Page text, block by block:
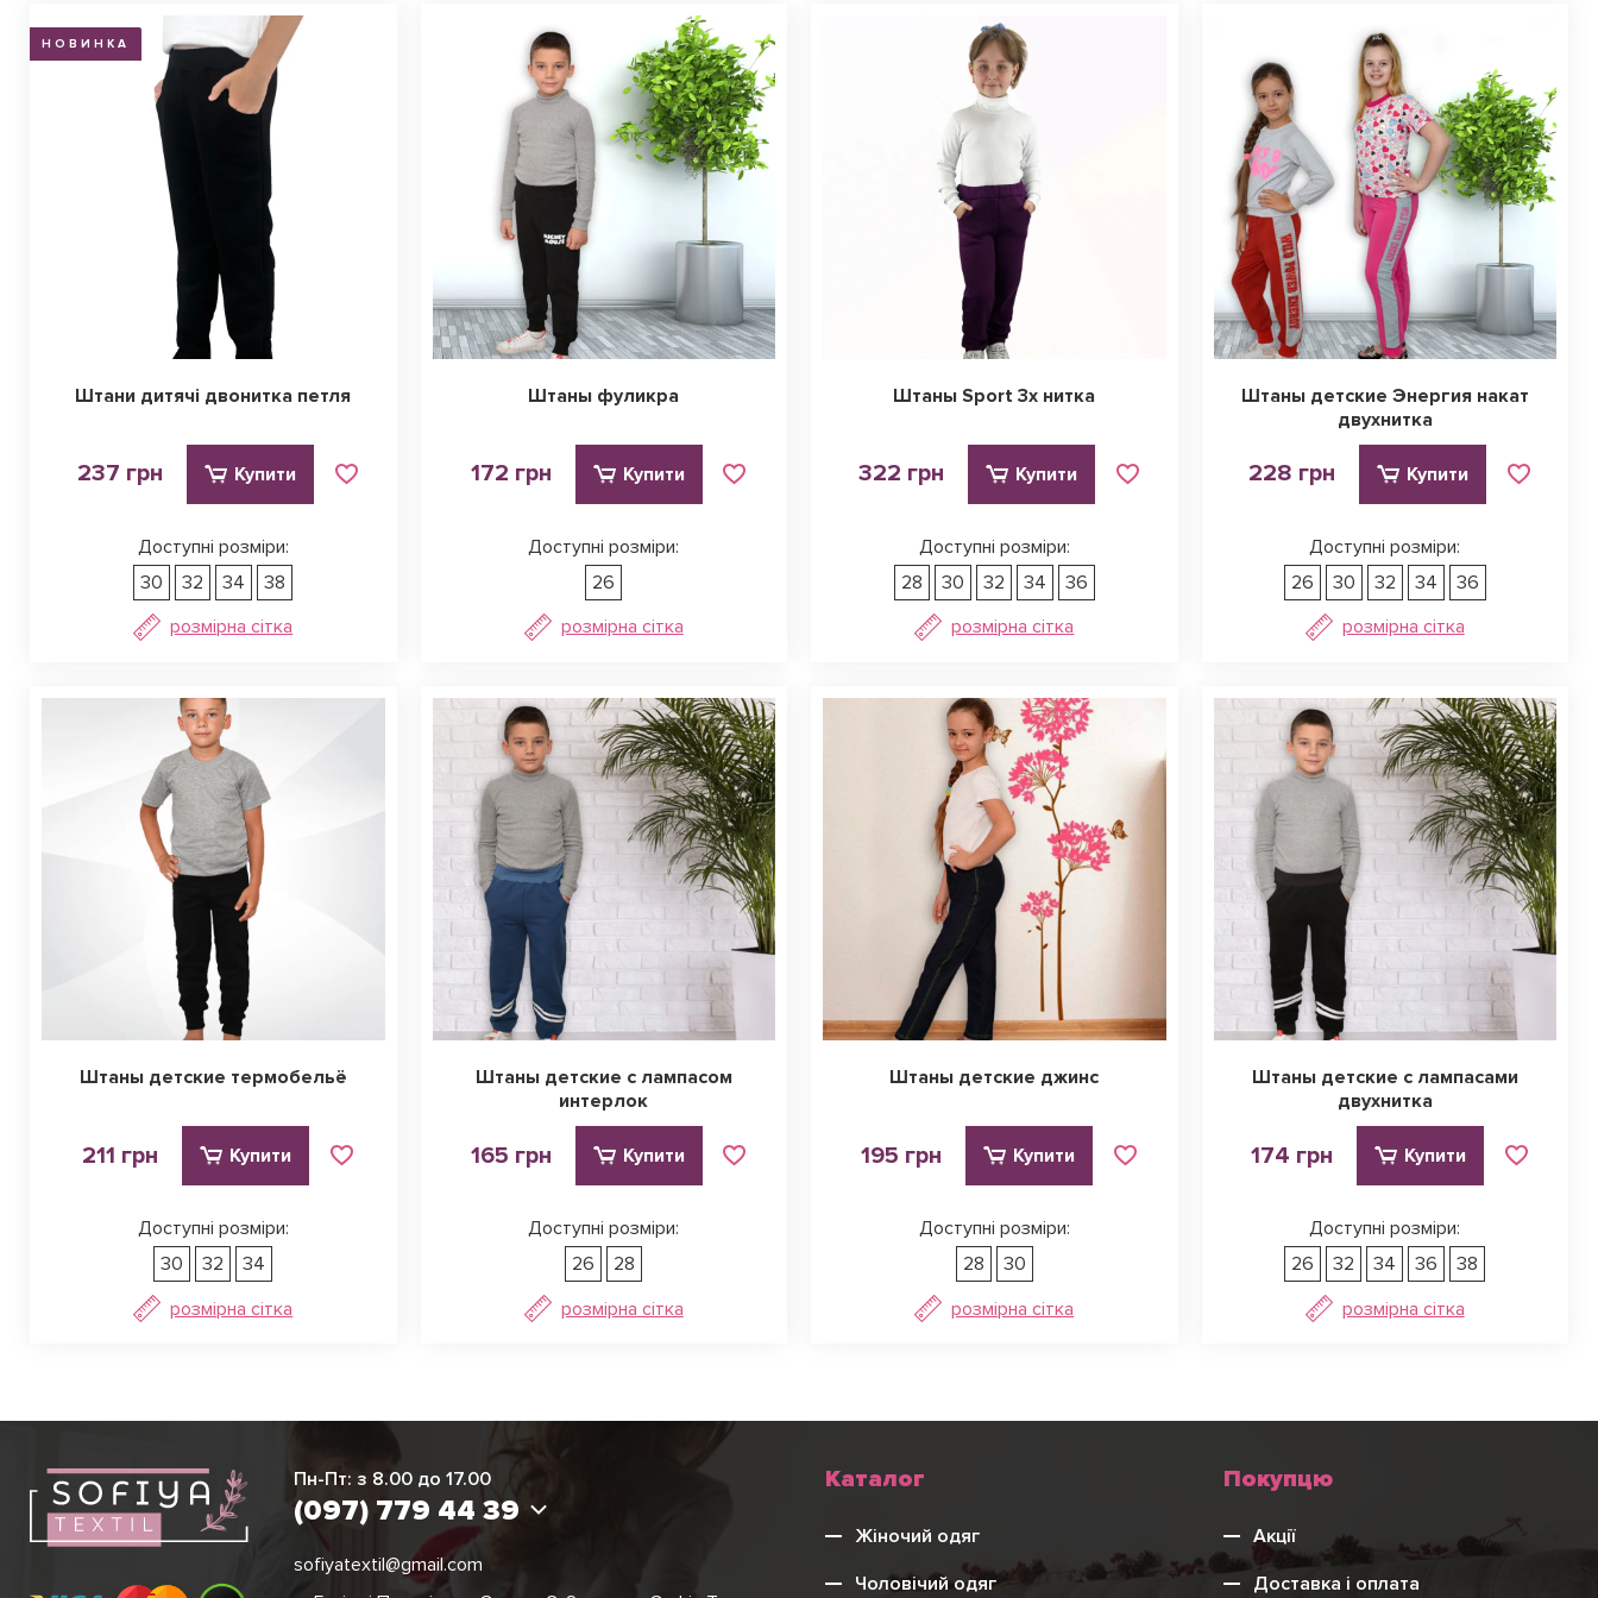
НОВИНКА
Штани дитячі двонитка петля
237 грн Купити
Доступні розміри:
30
32 34
38
розмірна сітка
Штаны фуликра
172 грн Купити
Доступні розміри:
26
розмірна сітка
Штаны Sport 3х нитка
322 грн Купити
Доступні розміри:
28
30 32 34
36
розмірна сітка
Штаны детские Энергия накат
двухнитка
228 грн Купити
Доступні розміри:
26
30 32 34
36
розмірна сітка
Штаны детские термобельё
211 грн Купити
Доступні розміри:
30
32
34
розмірна сітка
Штаны детские с лампасом
интерлок
165 грн Купити
Доступні розміри:
26
28
розмірна сітка
Штаны детские джинс
195 грн Купити
Доступні розміри:
28
30
розмірна сітка
Штаны детские с лампасами
двухнитка
174 грн Купити
Доступні розміри:
26
32 34 36
38
розмірна сітка
Пн-Пт: з 8.00 до 17.00
(097) 779 44 39
(097) 779 44 39
sofiyatextil@gmail.com
Каталог
Жіночий одяг
Чоловічий одяг
Меню
колонтитулу
Покупцю
Акції
Доставка і оплата